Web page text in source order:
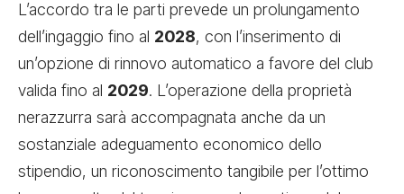
L’accordo tra le parti prevede un prolungamento
dell’ingaggio fino al 2028, con l’inserimento di
un’opzione di rinnovo automatico a favore del club
valida fino al 2029. L’operazione della proprietà
nerazzurra sarà accompagnata anche da un
sostanziale adeguamento economico dello
stipendio, un riconoscimento tangibile per l’ottimo